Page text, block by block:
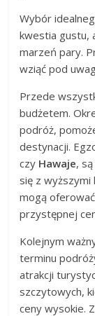
Wybór
kwestia gustu,
marzeń pary.
wziąć pod
Przede
budżetem.
podróż,
destynacji.
czy Hawaje,
się z wyższymi
mogą
przystępnej
Kolejnym
terminu
atrakcji
szczytowych,
ceny wysokie.